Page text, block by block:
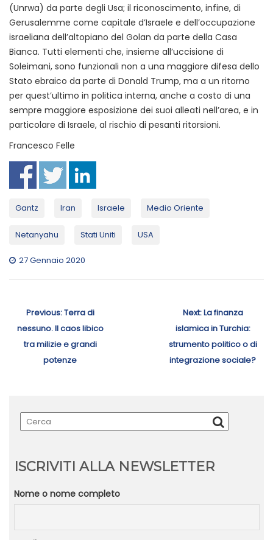
(Unrwa) da parte degli Usa; il riconoscimento, infine, di
Gerusalemme come capitale d’Israele e dell’occupazione
israeliana dell’altopiano del Golan da parte della Casa
Bianca. Tutti elementi che, insieme all’uccisione di
Soleimani, sono funzionali non a una maggiore difesa dello
Stato ebraico da parte di Donald Trump, ma a un ritorno
per quest’ultimo in politica interna, anche a costo di una
sempre maggiore esposizione dei suoi alleati nell’area, e in
particolare di Israele, al rischio di pesanti ritorsioni.
Francesco Felle
Gantz Iran Israele Medio Oriente
Netanyahu Stati Uniti USA
27 Gennaio 2020
articoli
Previous:Previous
post:
Terra di
nessuno. Il caos libico
tra milizie e grandi
potenze
Next:Next
post:
La finanza
islamica in Turchia:
strumento politico o di
integrazione sociale?
ISCRIVITI ALLA NEWSLETTER
Nome o nome completo